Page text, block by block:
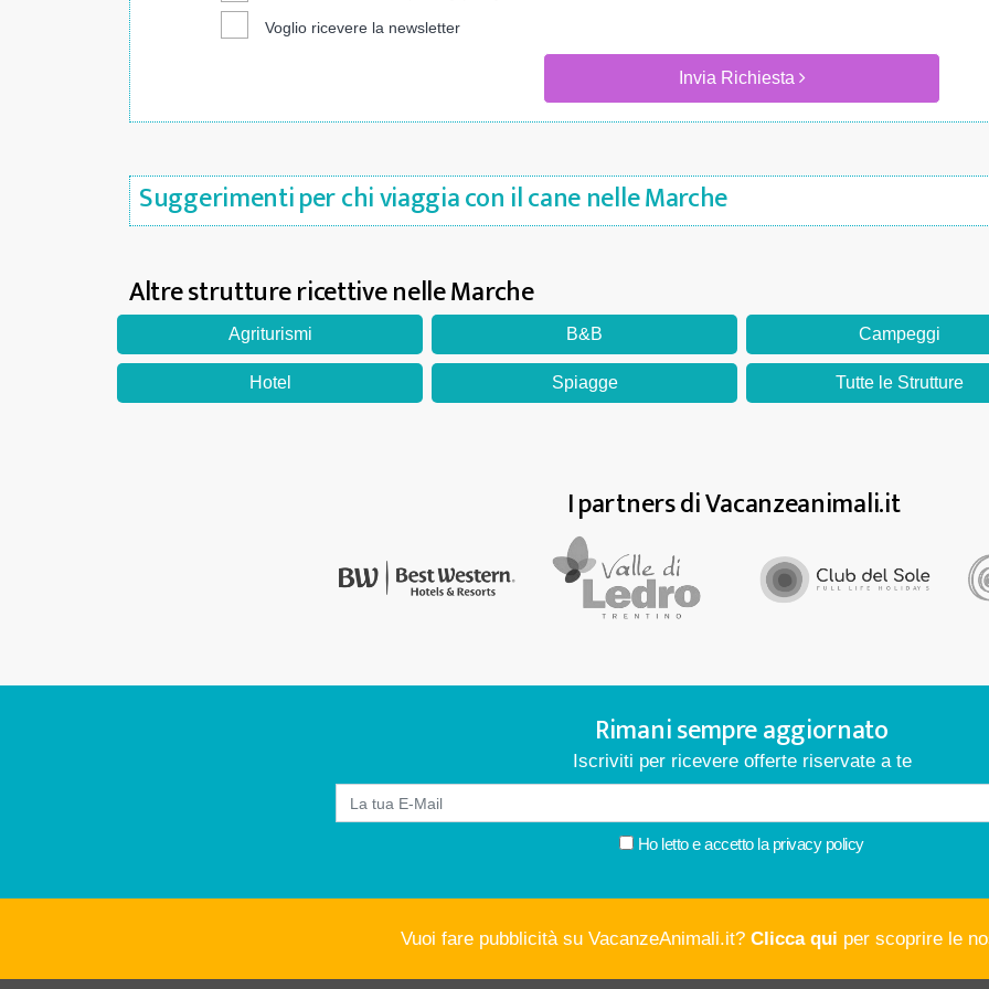
Voglio ricevere la newsletter
Invia Richiesta
Suggerimenti per chi viaggia con il cane nelle Marche
Altre strutture ricettive nelle Marche
Agriturismi B&B Campeggi
Hotel Spiagge Tutte le Strutture
I partners di Vacanzeanimali.it
Rimani sempre aggiornato
Iscriviti per ricevere offerte riservate a te
Ho letto e accetto la privacy policy
Vuoi fare pubblicità su VacanzeAnimali.it? Clicca qui per scoprire le